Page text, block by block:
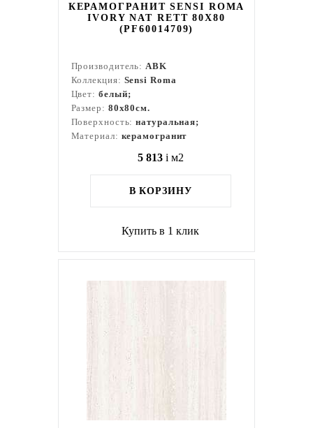
КЕРАМОГРАНИТ SENSI ROMA
IVORY NAT RETT 80X80
(PF60014709)
Производитель:ABK
Коллекция: Sensi Roma
Цвет: белый;
Размер: 80x80см.
Поверхность:натуральная;
Материал: керамогранит
5 813 i м2
В КОРЗИНУ
Купить в 1 клик